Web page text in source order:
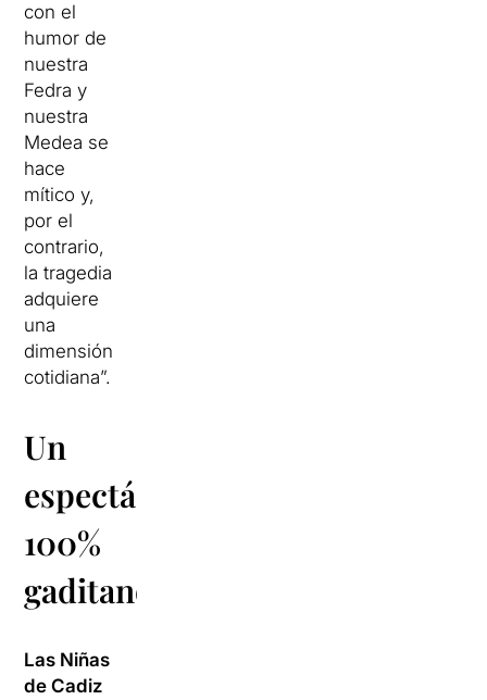
con el
humor de
nuestra
Fedra y
nuestra
Medea se
hace
mítico y,
por el
contrario,
la tragedia
adquiere
una
dimensión
cotidiana”.
Un
espectáculo
100%
gaditano
Las Niñas
de Cadiz